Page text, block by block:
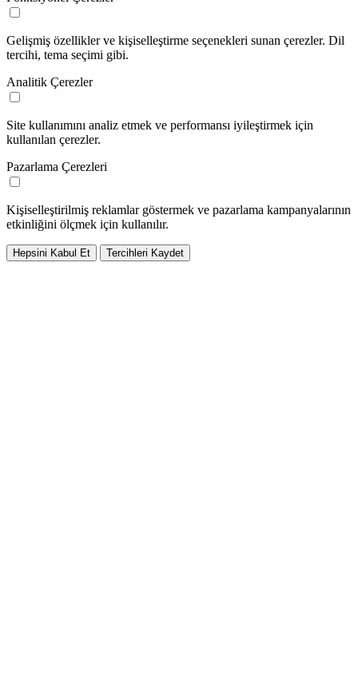
Gelişmiş özellikler ve kişiselleştirme seçenekleri sunan çerezler. Dil
tercihi, tema seçimi gibi.
Analitik Çerezler
Site kullanımını analiz etmek ve performansı iyileştirmek için
kullanılan çerezler.
Pazarlama Çerezleri
Kişiselleştirilmiş reklamlar göstermek ve pazarlama kampanyalarının
etkinliğini ölçmek için kullanılır.
Hepsini Kabul Et Tercihleri Kaydet